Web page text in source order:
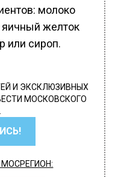
молоко
яичный желток
или сироп.
И ЭКСКЛЮЗИВНЫХ
МОСКОВСКОГО